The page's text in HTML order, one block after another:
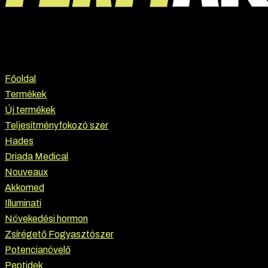
Főoldal
Termékek
Új termékek
Teljesítményfokozó szer
Hades
Driada Medical
Nouveaux
Akkomed
Illuminati
Növekedési hormon
Zsírégető Fogyasztószer
Potencianövelő
Peptidek